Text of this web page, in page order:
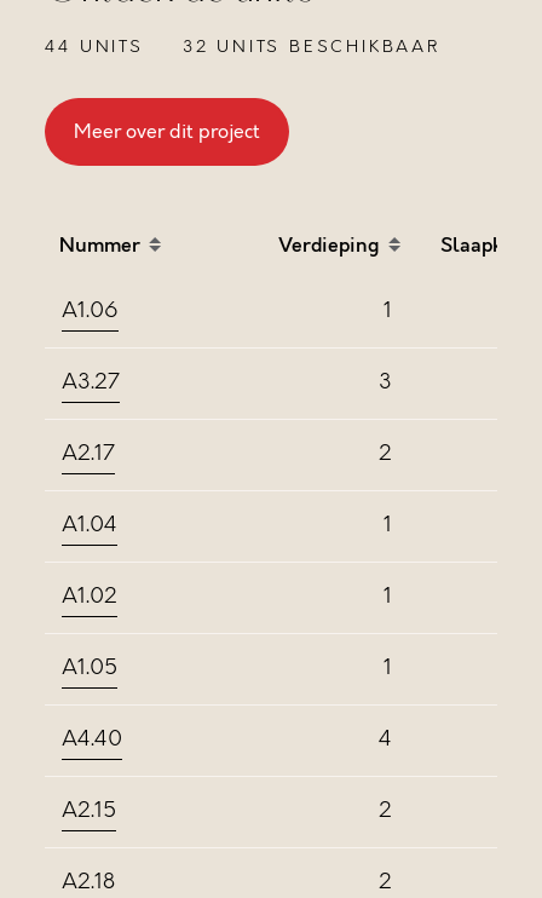
44 UNITS 32 UNITS BESCHIKBAAR
Meer over dit project
Nummer
Sort table by Nummer in descending order
Verdieping
Sort table by
A1.06 1
A3.27 3
A2.17 2
A1.04 1
A1.02 1
A1.05 1
A4.40 4
A2.15 2
A2.18 2